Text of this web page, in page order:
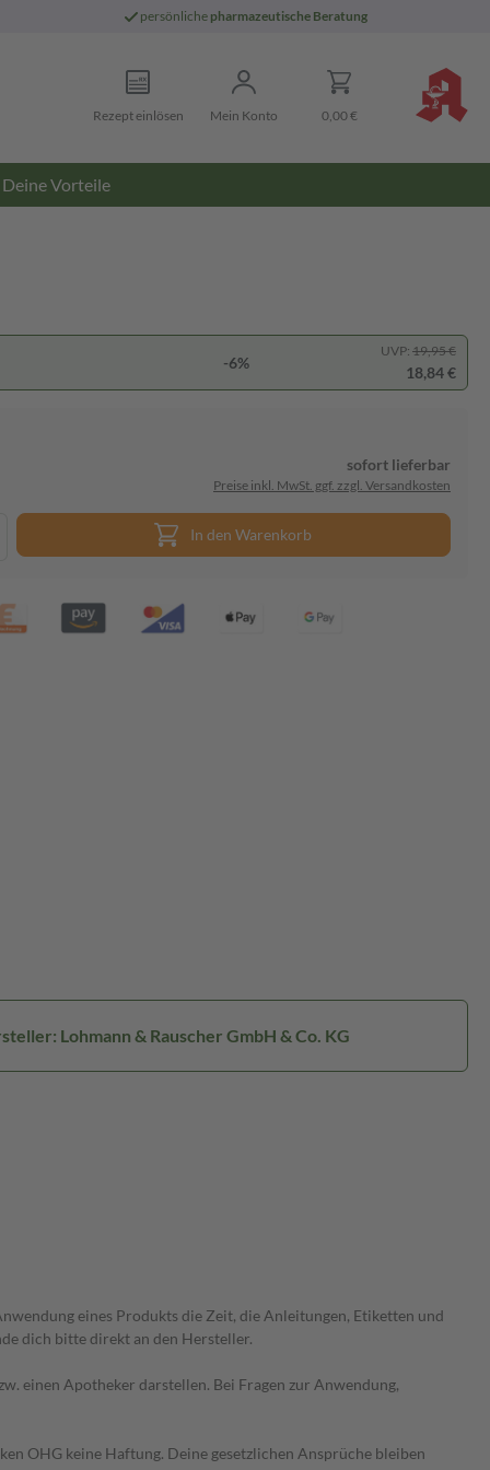
persönliche pharmazeutische Beratung
Rezept einlösen Mein Konto 0,00 €
Deine Vorteile
-6%
UVP: 19,95 €
18,84 €
sofort lieferbar
Preise inkl. MwSt. ggf. zzgl. Versandkosten
In den Warenkorb
Lohmann & Rauscher GmbH & Co. KG
eines Produkts die Zeit, die Anleitungen, Etiketten und
dich bitte direkt an den Hersteller.
einen Apotheker darstellen. Bei Fragen zur Anwendung,
OHG keine Haftung. Deine gesetzlichen Ansprüche bleiben